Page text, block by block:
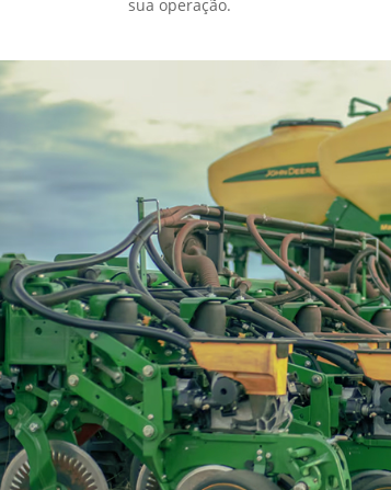
sua operação.